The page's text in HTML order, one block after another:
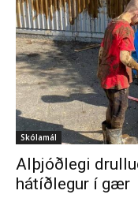
Skólamál
Alþjóðlegi
hátíðlegur í gær